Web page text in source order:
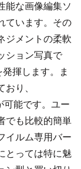
能な画像編集ソ
ています。その
ジメントの柔軟
ション写真で
揮します。ま
り、
可能です。ユー
でも比較的簡単
イルム専用バー
とっては特に魅